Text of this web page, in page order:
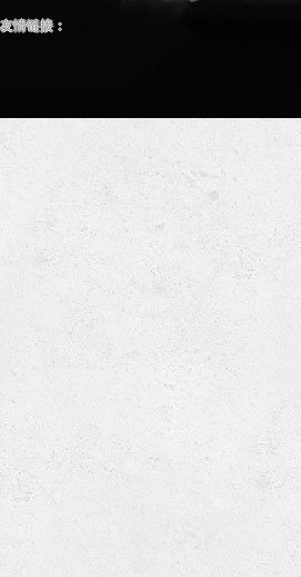
友情链接：